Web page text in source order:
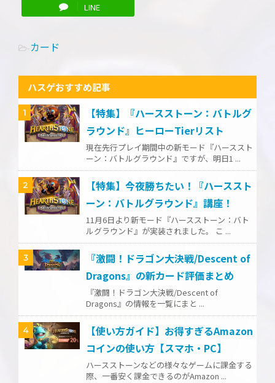
LINE
-カード
ハスゲおすすめ記事
1
【特集】『ハースストーン：バトルグ
ラウンド』ヒーローTierリスト
現在先行プレイ期間中の新モード『ハーススト
ーン：バトルグラウンド』ですが、明日1 ...
2
【特集】今夜勝ちたい！『ハーススト
ーン：バトルグラウンド』講座！
11月6日より新モード『ハースストーン：バト
ルグラウンド』が実装されました。 こ ...
3
『激闘！ドラゴン大決戦/Descent of
Dragons』の新カード評価まとめ
『激闘！ドラゴン大決戦/Descent of
Dragons』の情報を一覧にまと ...
4
【使い方ガイド】お得すぎるAmazon
コインの使い方【スマホ・PC】
ハースストーンなどの様々なゲームに課金する
際、一番安く課金できるのがAmazon ...